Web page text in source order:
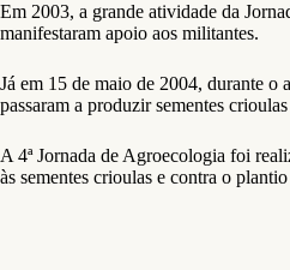
Em 2003, a grande atividade da
manifestaram apoio aos militantes.
Já em 15 de maio de 2004, durante o
passaram a produzir sementes
A 4ª Jornada de Agroecologia foi
às sementes crioulas e contra o